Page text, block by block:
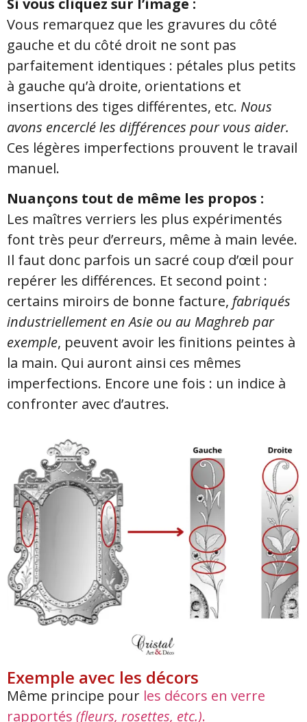
Vous remarquez que les gravures du côté
gauche et du côté droit ne sont pas
parfaitement identiques : pétales plus petits
à gauche qu’à droite, orientations et
insertions des tiges différentes, etc. Nous
avons encerclé les différences pour vous aider.
Ces légères imperfections prouvent le travail
manuel.
Nuançons tout de même les propos :
Les maîtres verriers les plus expérimentés
font très peur d’erreurs, même à main levée.
Il faut donc parfois un sacré coup d’œil pour
repérer les différences. Et second point :
certains miroirs de bonne facture, fabriqués
industriellement en Asie ou au Maghreb par
exemple, peuvent avoir les finitions peintes à
la main. Qui auront ainsi ces mêmes
imperfections. Encore une fois : un indice à
confronter avec d’autres.
Exemple avec les décors
Même principe pour les décors en verre
rapportés (fleurs, rosettes, etc.).